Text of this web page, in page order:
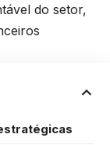
do setor,